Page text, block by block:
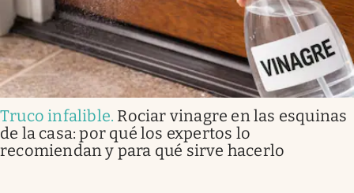
Truco infalible. Rociar vinagre en las esquinas
de la casa: por qué los expertos lo
recomiendan y para qué sirve hacerlo